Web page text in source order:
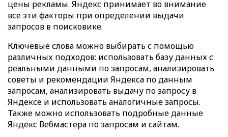
цены рекламы. Яндекс принимает во внимание
все эти факторы при определении выдачи
запросов в поисковике.
Ключевые слова можно выбирать с помощью
различных подходов: использовать базу данных с
реальными данными по запросам, анализировать
советы и рекомендации Яндекса по данным
запросам, анализировать выдачу по запросу в
Яндексе и использовать аналогичные запросы.
Также можно использовать подробные данные
Яндекс Вебмастера по запросам и сайтам.